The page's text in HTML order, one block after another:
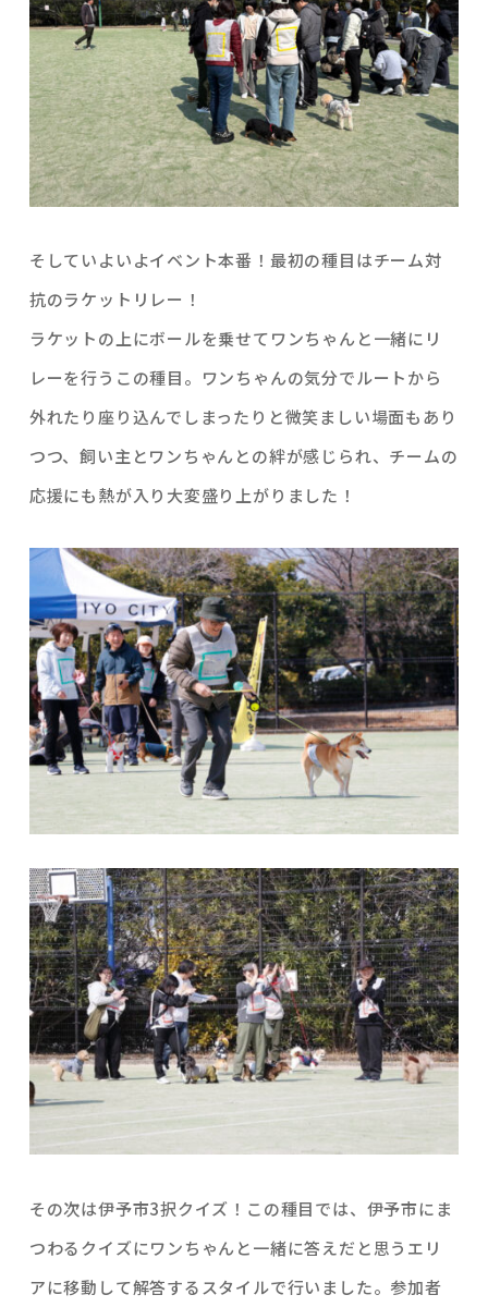
そしていよいよイベント本番！最初の種目はチーム対
抗のラケットリレー！
ラケットの上にボールを乗せてワンちゃんと一緒にリ
レーを行うこの種目。ワンちゃんの気分でルートから
外れたり座り込んでしまったりと微笑ましい場面もあり
つつ、飼い主とワンちゃんとの絆が感じられ、チームの
応援にも熱が入り大変盛り上がりました！
その次は伊予市3択クイズ！この種目では、伊予市にま
つわるクイズにワンちゃんと一緒に答えだと思うエリ
アに移動して解答するスタイルで行いました。参加者